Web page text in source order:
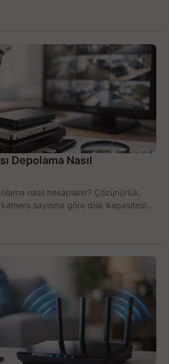
Depolama Nasıl
nasıl hesaplanır? Çözünürlük,
sayısına göre disk kapasitesini